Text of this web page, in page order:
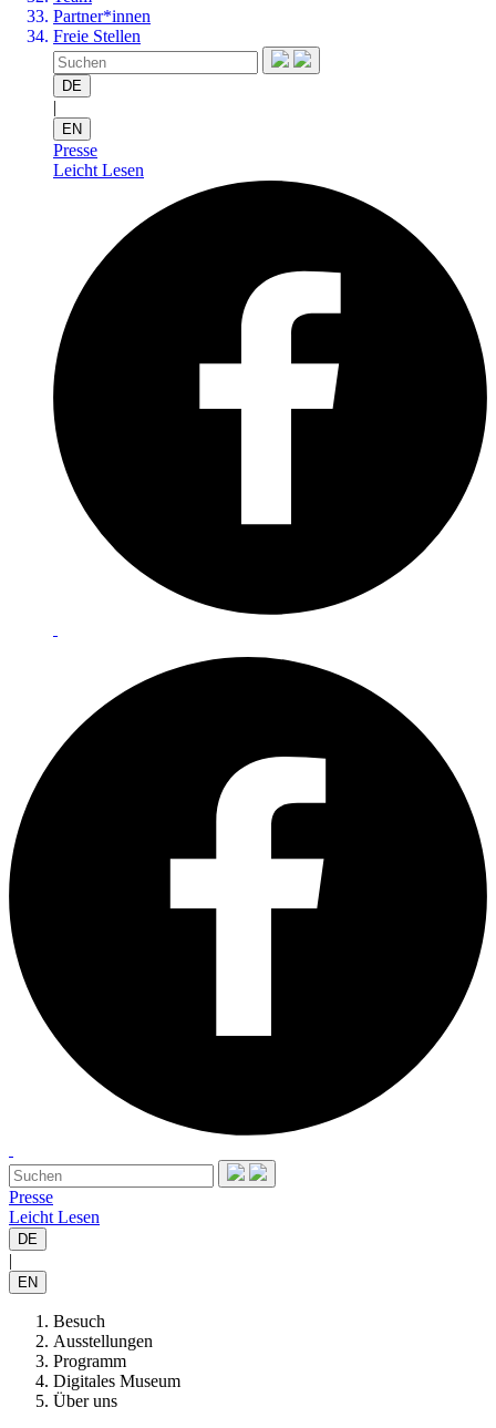
Partner*innen
Freie Stellen
DE
|
EN
Presse
Leicht Lesen
Presse
Leicht Lesen
DE
|
EN
Besuch
Ausstellungen
Programm
Digitales Museum
Über uns